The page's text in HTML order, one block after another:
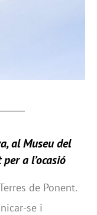
al Museu del
a l’ocasió
de Ponent.
se i